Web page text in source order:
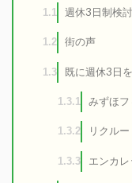
1.1 週休3日制検
1.2 街の声
1.3 既に週休3日
1.3.1 みずほ
1.3.2 リクルー
1.3.3 エンカ